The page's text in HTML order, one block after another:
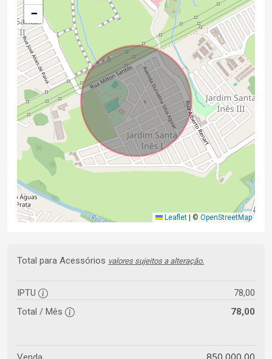
−
Leaflet © OpenStreetMap
Total para Acessórios valores sujeitos a alteração.
IPTU
78,00
Total / Mês
78,00